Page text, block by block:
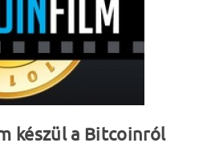
készül a Bitcoinról